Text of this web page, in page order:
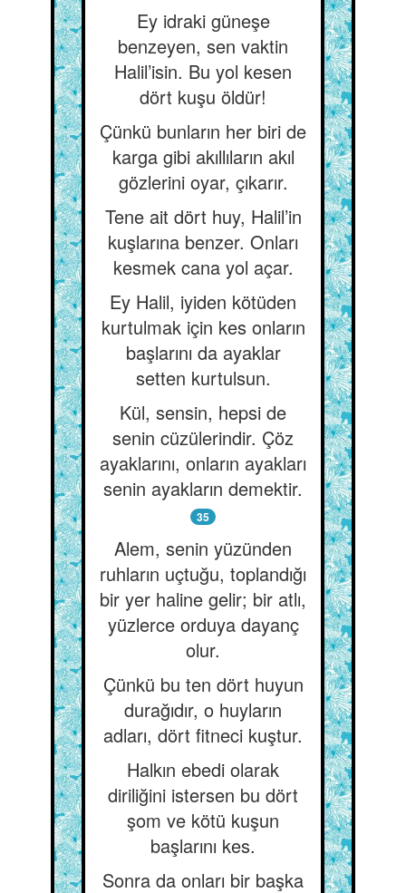
Ey idraki güneşe
benzeyen, sen vaktin
Halil’isin. Bu yol kesen
dört kuşu öldür!
Çünkü bunların her biri de
karga gibi akıllıların akıl
gözlerini oyar, çıkarır.
Tene ait dört huy, Halil’in
kuşlarına benzer. Onları
kesmek cana yol açar.
Ey Halil, iyiden kötüden
kurtulmak için kes onların
başlarını da ayaklar
setten kurtulsun.
Kül, sensin, hepsi de
senin cüzülerindir. Çöz
ayaklarını, onların ayakları
senin ayakların demektir.
35
Alem, senin yüzünden
ruhların uçtuğu, toplandığı
bir yer haline gelir; bir atlı,
yüzlerce orduya dayanç
olur.
Çünkü bu ten dört huyun
durağıdır, o huyların
adları, dört fitneci kuştur.
Halkın ebedi olarak
diriliğini istersen bu dört
şom ve kötü kuşun
başlarını kes.
Sonra da onları bir başka